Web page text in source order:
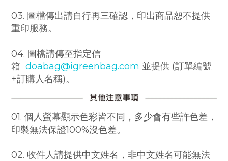
03. 圖檔傳出請自行再三確認，印出商品恕不提供
重印服務。
04. 圖檔請傳至指定信
箱 doabag@igreenbag.com 並提供 (訂單編號
+訂購人名稱)。
01. 個人螢幕顯示色彩皆不同，多少會有些許色差，
印製無法保證100%沒色差。
02. 收件人請提供中文姓名，非中文姓名可能無法